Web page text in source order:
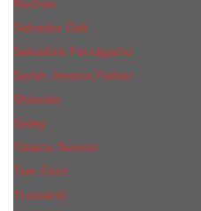
Rochas
Salvador Dali
Salvatore Ferragamo
Sarah Jessica Parker
Shiseido
Sisley
Tiziana Terenzi
Tom Ford
Trussardi